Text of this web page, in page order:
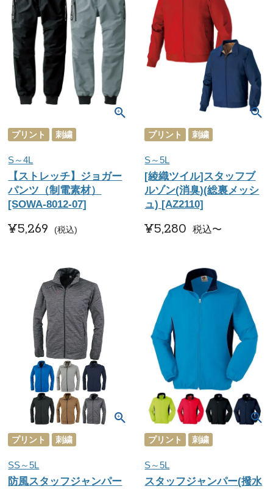
プリント 刺繍
S～4L
【ストレッチ】ジョガー
パンツ（制電素材）
[SOWA-8012-07]
¥5,269 税込
プリント 刺繍
S～5L
[綾織ツイル]スタッフブ
ルゾン(消臭)(総裏メッシ
ュ) [AZ2110]
¥5,280 税込〜
プリント 刺繍
SS～5L
防風スタッフジャンパー
プリント 刺繍
S～5L
スタッフジャンパー(撥水